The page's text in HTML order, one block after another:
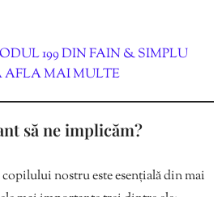
199 DIN FAIN & SIMPLU
AFLA MAI MULTE
să ne implicăm?
nostru este esențială din mai